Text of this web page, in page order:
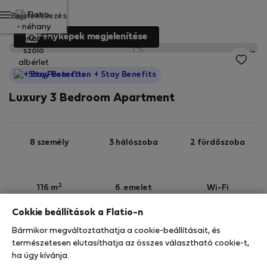
Bejelentkezés
Fényképek megjelenítése
StayProtection + Stay Benefits
Luxury 3 Bedroom Apartment
8 személy 3 hálószoba 2 fürdőszoba
116 m2 6. emelet Wi-Fi
Az Ön tartózkodását ebben az ingatlanban a
StayProtection
Cokkie beállítások a Flatio-n
Bármikor megváltoztathatja a cookie-beállításait, és
természetesen elutasíthatja az összes választható cookie-t,
ha úgy kívánja.